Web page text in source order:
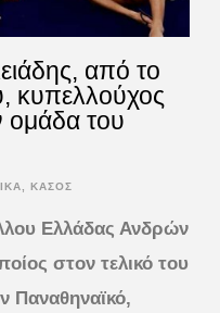
από το
κυπελλούχος
ομάδα του
, ΚΑΣΟΣ
Ελλάδας Ανδρών
στον τελικό του
Παναθηναϊκό,